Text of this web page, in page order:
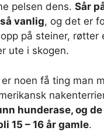
pelsen dens. Sår
vanlig, og det er
på steiner, røtter
ute i skogen.
noen få ting man
hunderase, og
15 – 16 år gamle.